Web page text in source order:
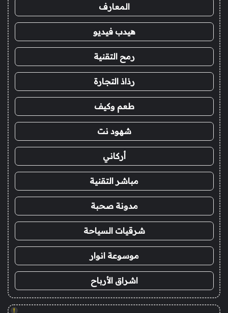
المعارف
هيدب فيديو
رمح التقنية
رذاذ التجارة
طعم وكيف
شهود نت
أركاني
مباشر التقنية
مدونة صحبة
شرقيات السياحة
موسوعة انوار
اشراق الأرباح
!